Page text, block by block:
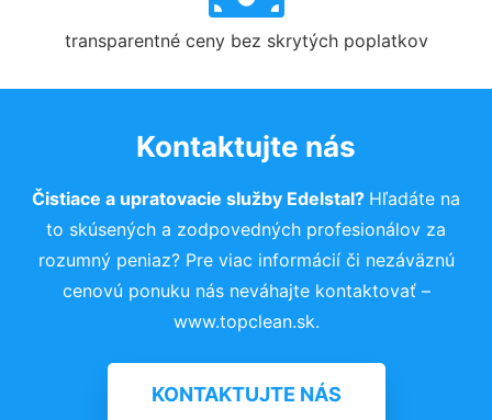
transparentné ceny bez skrytých poplatkov
Kontaktujte nás
Čistiace a upratovacie služby Edelstal? Hľadáte na
to skúsených a zodpovedných profesionálov za
rozumný peniaz? Pre viac informácií či nezáväznú
cenovú ponuku nás neváhajte kontaktovať –
www.topclean.sk.
KONTAKTUJTE NÁS